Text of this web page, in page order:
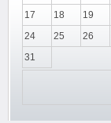
17
18 19
24
25 26
31